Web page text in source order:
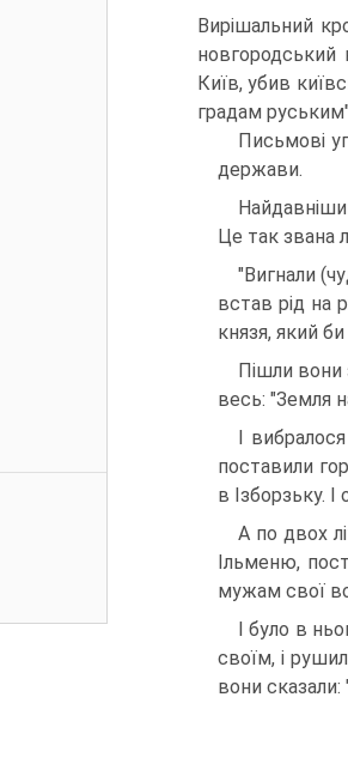
Вирішальний
Київ, убив
градам
Письмові
держави.
Це так звана
"Вигнали
встав рід на
князя, який
Пішли вони
весь: "Земля
І
поставили
в Ізборзьку.
А по двох
Ільменю,
мужам свої
І було в
своїм, і
вони сказали: